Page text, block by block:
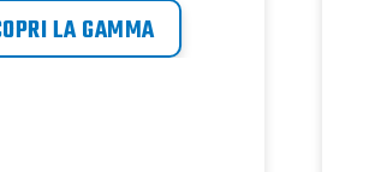
di pressione, ridurre
energetico,
LA GAMMA